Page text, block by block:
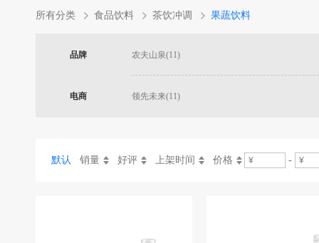
所有分类 食品饮料 茶饮冲调 果蔬饮料
品牌 农夫山泉(11)
电商 领先未来(11)
默认 销量 好评 上架时间 价格 -